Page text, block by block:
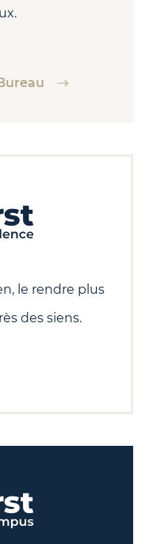
le rendre plus
des siens.